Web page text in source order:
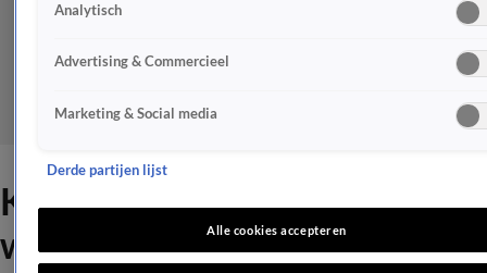
Koninklijk gezin poseert
weer voor zomerfotosessie
Analytisch
Advertising & Commercieel
Marketing & Social media
Derde partijen lijst
Alle cookies accepteren